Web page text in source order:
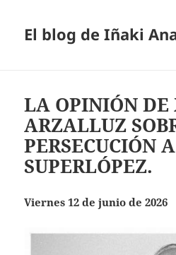
El blog de Iñaki
LA OPINIÓN DE
ARZALLUZ
PERSECUCIÓN A
SUPERLÓPEZ.
Viernes 12 de junio de 2026